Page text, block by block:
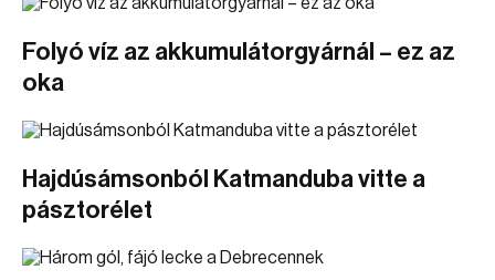
Folyó víz az akkumulátorgyárnál – ez az
oka
Hajdúsámsonból Katmanduba vitte a
pásztorélet